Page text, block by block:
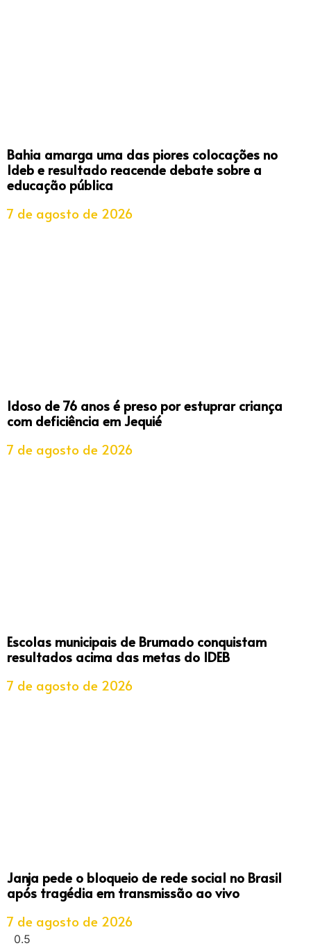
Bahia amarga uma das piores colocações no
Ideb e resultado reacende debate sobre a
educação pública
7 de agosto de 2026
Idoso de 76 anos é preso por estuprar criança
com deficiência em Jequié
7 de agosto de 2026
Escolas municipais de Brumado conquistam
resultados acima das metas do IDEB
7 de agosto de 2026
Janja pede o bloqueio de rede social no Brasil
após tragédia em transmissão ao vivo
7 de agosto de 2026